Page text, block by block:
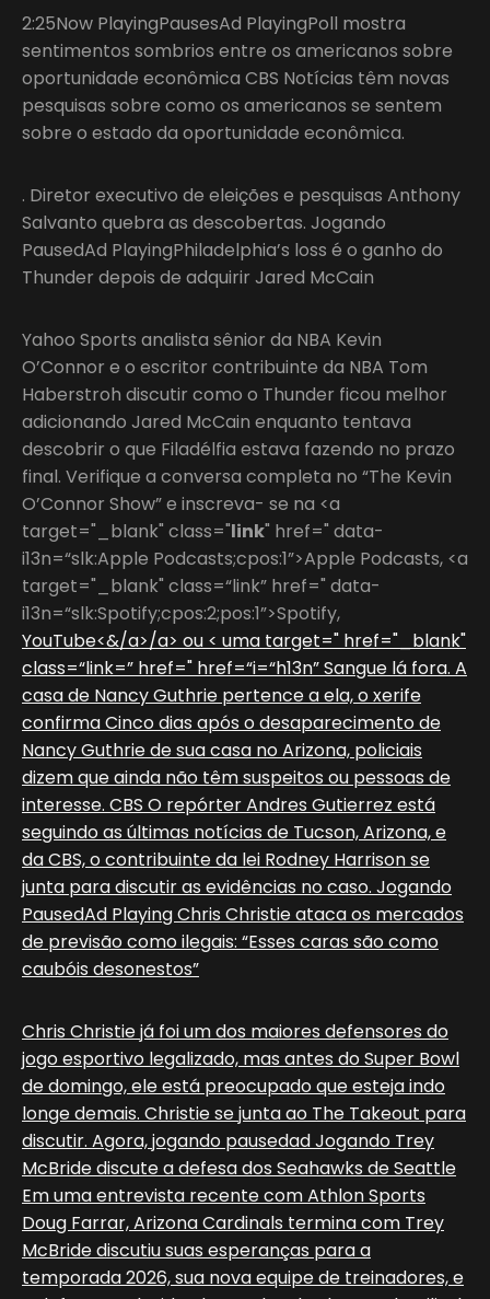
2:25Now PlayingPausesAd PlayingPoll mostra
sentimentos sombrios entre os americanos sobre
oportunidade econômica CBS Notícias têm novas
pesquisas sobre como os americanos se sentem
sobre o estado da oportunidade econômica.
. Diretor executivo de eleições e pesquisas Anthony
Salvanto quebra as descobertas. Jogando
PausedAd PlayingPhiladelphia’s loss é o ganho do
Thunder depois de adquirir Jared McCain
Yahoo Sports analista sênior da NBA Kevin
O’Connor e o escritor contribuinte da NBA Tom
Haberstroh discutir como o Thunder ficou melhor
adicionando Jared McCain enquanto tentava
descobrir o que Filadélfia estava fazendo no prazo
final. Verifique a conversa completa no “The Kevin
O’Connor Show” e inscreva- se na <a
target="_blank" class="link" href=" data-
i13n=“slk:Apple Podcasts;cpos:1”>Apple Podcasts, <a
target="_blank" class=“link” href=" data-
i13n=“slk:Spotify;cpos:2;pos:1”>Spotify,
YouTube<&/a>/a> ou < uma target=" href="_blank"
class=“link=” href=" href=“i=“h13n” Sangue lá fora. A
casa de Nancy Guthrie pertence a ela, o xerife
confirma Cinco dias após o desaparecimento de
Nancy Guthrie de sua casa no Arizona, policiais
dizem que ainda não têm suspeitos ou pessoas de
interesse. CBS O repórter Andres Gutierrez está
seguindo as últimas notícias de Tucson, Arizona, e
da CBS, o contribuinte da lei Rodney Harrison se
junta para discutir as evidências no caso. Jogando
PausedAd Playing Chris Christie ataca os mercados
de previsão como ilegais: “Esses caras são como
caubóis desonestos”
Chris Christie já foi um dos maiores defensores do
jogo esportivo legalizado, mas antes do Super Bowl
de domingo, ele está preocupado que esteja indo
longe demais. Christie se junta ao The Takeout para
discutir. Agora, jogando pausedad Jogando Trey
McBride discute a defesa dos Seahawks de Seattle
Em uma entrevista recente com Athlon Sports
Doug Farrar, Arizona Cardinals termina com Trey
McBride discutiu suas esperanças para a
temporada 2026, sua nova equipe de treinadores, e